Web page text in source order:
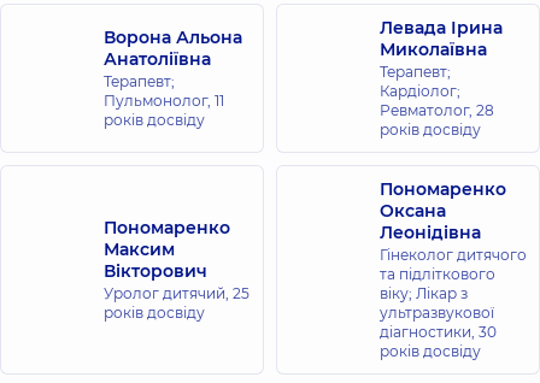
Ворона Альона
Анатоліївна
Терапевт;
Пульмонолог, 11
років досвіду
Левада Ірина
Миколаївна
Терапевт;
Кардіолог;
Ревматолог, 28
років досвіду
Пономаренко
Максим
Вікторович
Уролог дитячий, 25
років досвіду
Пономаренко
Оксана
Леонідівна
Гінеколог дитячого
та підліткового
віку; Лікар з
ультразвукової
діагностики, 30
років досвіду